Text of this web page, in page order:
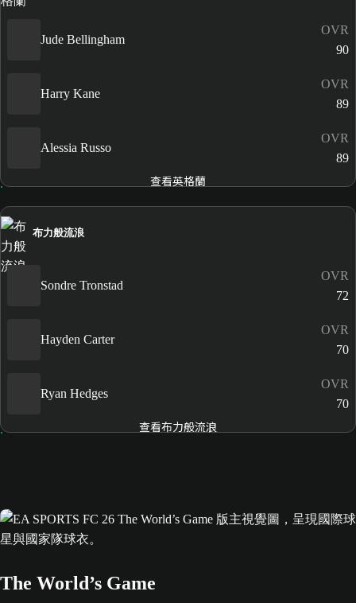
Jude Bellingham
OVR
90
Harry Kane
OVR
89
Alessia Russo
OVR
89
查看英格蘭
布力般流浪
Sondre Tronstad
OVR
72
Hayden Carter
OVR
70
Ryan Hedges
OVR
70
查看布力般流浪
The World’s Game